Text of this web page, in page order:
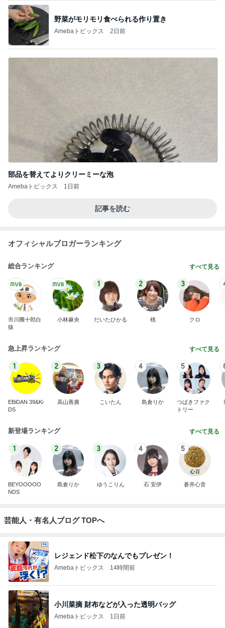
野菜がモリモリ食べられる作り置き
Amebaトピックス 2日前
部品を替えてよりクリーミーな泡
Amebaトピックス 1日前
記事を読む
オフィシャルブロガーランキング
総合ランキング すべて見る
市川團十郎白
猿
小林麻央
1
だいたひかる
2
桃
3
クロ
急上昇ランキング すべて見る
1
EBiDAN 39&Ki
DS
2
高山善廣
3
こいたん
4
島倉りか
5
つばきファク
トリー
新登場ランキング すべて見る
1
BEYOOOOO
NDS
2
島倉りか
3
ゆうこりん
4
石 安伊
5
蒼井心音
芸能人・有名人ブログ TOPへ
レジェンド松下のなんでもプレゼン！
Amebaトピックス 14時間前
小川菜摘 財布などが入った透明バッグ
Amebaトピックス 1日前